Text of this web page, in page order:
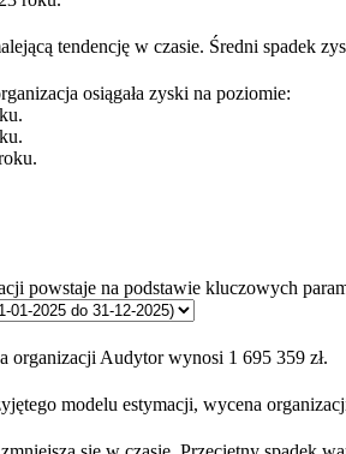
tendencję w czasie. Średni spadek
osiągała zyski na poziomie:
powstaje na podstawie kluczowych
organizacji Audytor wynosi 1 695 359 zł.
modelu estymacji, wycena